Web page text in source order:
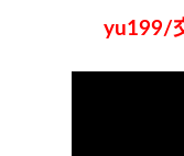
yu199/